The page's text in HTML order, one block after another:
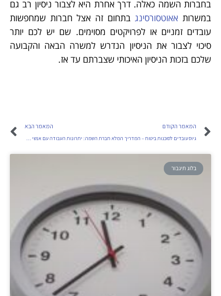
בחברות השמה כאלה. דרך אחרת היא לצבור ניסיון רב גם
במשרות אאוטסורסינגבתחום זה אצל חברות שמחפשות
עובדים זמניים או לפרויקטים מסוימים. שם יש לכם יותר
סיכוי לצבור את הניסיון הנדרש למשרה הבאה והקבועה
שלכם בזכות הניסיון האיכותי שצברתם עד אז.
המאמר הקודם
גיוס עובדים לסוכנות ביטוח – המדריך המלא
המאמר הבא
חברת השמה: יתרונות העבודה עם אנשי מקצוע בתחום הגיוס
בלוג תיגבור